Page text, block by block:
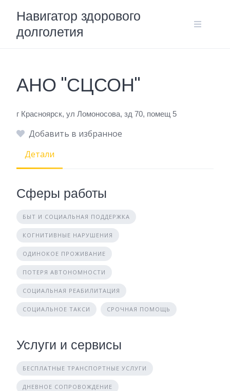
content
Навигатор здорового
долголетия
АНО "СЦСОН"
г Красноярск, ул Ломоносова, зд 70, помещ 5
Добавить в избранное
Детали
Сферы работы
БЫТ И СОЦИАЛЬНАЯ ПОДДЕРЖКА
КОГНИТИВНЫЕ НАРУШЕНИЯ
ОДИНОКОЕ ПРОЖИВАНИЕ
ПОТЕРЯ АВТОНОМНОСТИ
СОЦИАЛЬНАЯ РЕАБИЛИТАЦИЯ
СОЦИАЛЬНОЕ ТАКСИ СРОЧНАЯ ПОМОЩЬ
Услуги и сервисы
БЕСПЛАТНЫЕ ТРАНСПОРТНЫЕ УСЛУГИ
ДНЕВНОЕ СОПРОВОЖДЕНИЕ